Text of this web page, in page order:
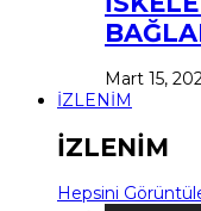
Mart 15,
İZLENİM
İZLENİM
Hepsini